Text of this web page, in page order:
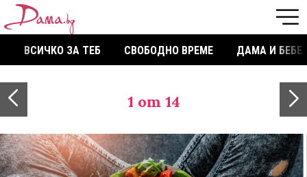
ВСИЧКО ЗА ТЕБ СВОБОДНО ВРЕМЕ ДАМА И БЕБЕ
1 от 14